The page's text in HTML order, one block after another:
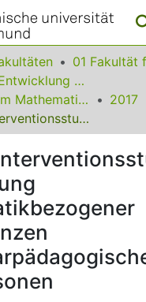
Institut für Entwicklung und Erforschung des Mathematikunterrichts
Beiträge zum Mathematikunterricht
2017
EmMa – Interventionsstudie zur Entwicklung mathematikbezogener Kompetenzen elementarpädagogischer Fachpersonen